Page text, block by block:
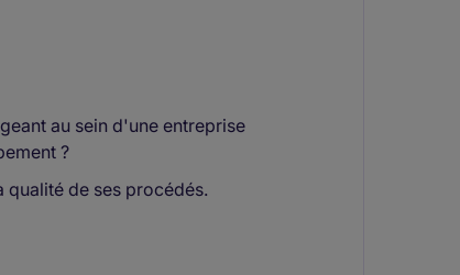
au sein d'une entreprise
?
qualité de ses procédés.